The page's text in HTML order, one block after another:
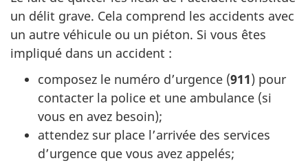
un délit grave. Cela comprend les accidents avec
un autre véhicule ou un piéton. Si vous êtes
impliqué dans un accident :
composez le numéro d’urgence (911) pour
contacter la police et une ambulance (si
vous en avez besoin);
attendez sur place l’arrivée des services
d’urgence que vous avez appelés;